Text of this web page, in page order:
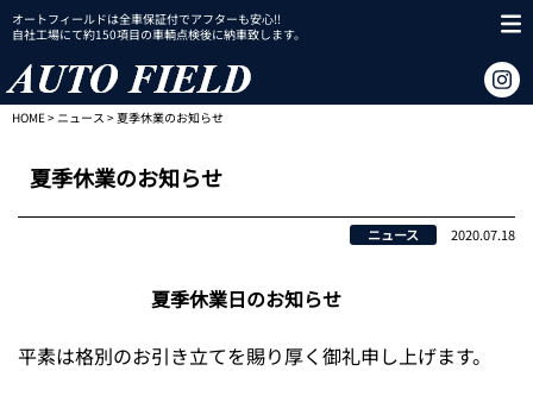
オートフィールドは全車保証付でアフターも安心!!
自社工場にて約150項目の車輌点検後に納車致します。
HOME> ニュース > 夏季休業のお知らせ
夏季休業のお知らせ
ニュース 2020.07.18
夏季休業日のお知らせ
平素は格別のお引き立てを賜り厚く御礼申し上げます。